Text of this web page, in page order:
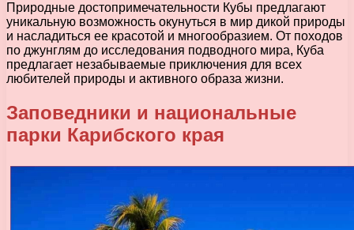
Природные достопримечательности Кубы предлагают
уникальную возможность окунуться в мир дикой природы
и насладиться ее красотой и многообразием. От походов
по джунглям до исследования подводного мира, Куба
предлагает незабываемые приключения для всех
любителей природы и активного образа жизни.
Заповедники и национальные
парки Карибского края